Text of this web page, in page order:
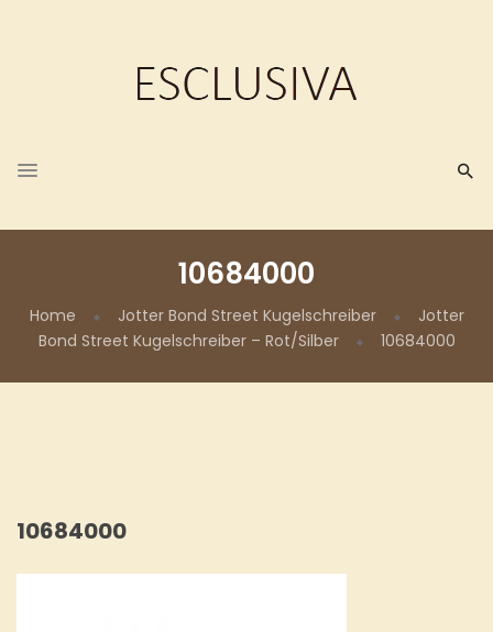
10684000
Home Jotter Bond Street Kugelschreiber
Jotter
Bond Street Kugelschreiber – Rot/Silber
10684000
10684000